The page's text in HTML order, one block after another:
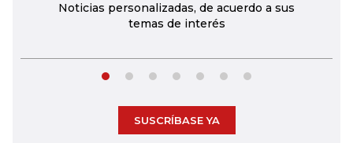
Noticias personalizadas, de acuerdo a sus
temas de interés
SUSCRÍBASE YA